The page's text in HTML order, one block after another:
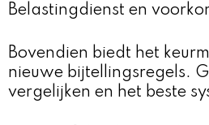
Belastingdienst en
Bovendien biedt het
nieuwe bijtellingsregels.
vergelijken en het beste